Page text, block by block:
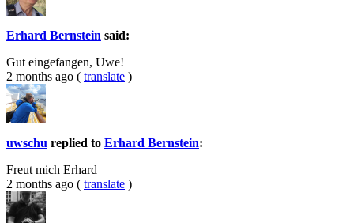
Erhard Bernstein said:
Gut eingefangen, Uwe!
2 months ago ( translate )
uwschu replied to Erhard Bernstein:
Freut mich Erhard
2 months ago ( translate )